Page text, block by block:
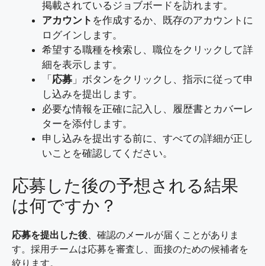
掲載されているジョブボードを訪れます。
アカウント を作成するか、既存のアカウントに
ログインします。
希望する職種を検索し、職位をクリックして詳
細を表示します。
「応募 」ボタンをクリックし、指示に従って申
し込みを提出します。
必要な情報を正確に記入し、履歴書とカバーレ
ターを添付します。
申し込みを提出する前に、すべての詳細が正し
いことを確認してください。
応募した後の予想される結果
は何ですか？
応募を提出した後、確認のメールが届くことがありま
す。採用チームは応募を審査し、面接のための候補者を
絞ります。